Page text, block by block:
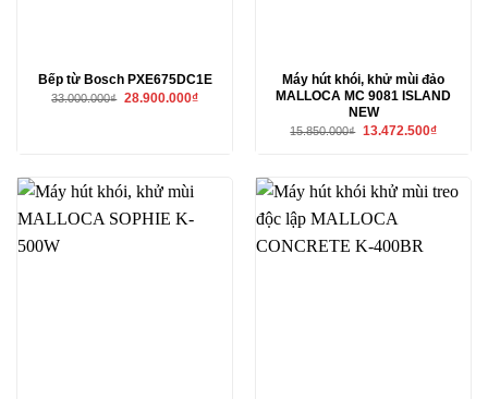
Bếp từ Bosch PXE675DC1E
33.000.000₫ Giá
28.900.000₫Giá
Máy hút khói, khử mùi đảo
MALLOCA MC 9081 ISLAND
NEW
15.850.000₫ Giá
13.472.500₫Giá